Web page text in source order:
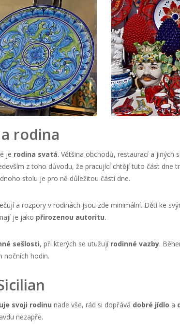
rodina
je rodina svatá. Většina obchodů, restaurací a jiných
z toho důvodu, že pracující chtějí tuto část dne
stolu je pro ně důležitou částí dne.
a rozpory v rodinách jsou zde minimální. Děti ke
je jako přirozenou autoritu.
sešlosti, při kterých se utužují rodinné vazby.
nočních hodin.
svoji rodinu nade vše, rád si dopřává dobré jídlo a
nezapře.